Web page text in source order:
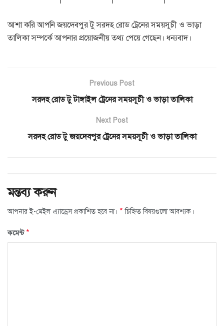
আশা করি আপনি জয়দেবপুর টু সরদহ রোড ট্রেনের সময়সূচী ও ভাড়া
তালিকা সম্পর্কে আপনার প্রয়োজনীয় তথ্য পেয়ে গেছেন। ধন্যবাদ।
Previous Post
সরদহ রোড টু টাঙ্গাইল ট্রেনের সময়সূচী ও ভাড়া তালিকা
Next Post
সরদহ রোড টু জয়দেবপুর ট্রেনের সময়সূচী ও ভাড়া তালিকা
মন্তব্য করুন
আপনার ই-মেইল এ্যাড্রেস প্রকাশিত হবে না। * চিহ্নিত বিষয়গুলো আবশ্যক।
কমেন্ট*